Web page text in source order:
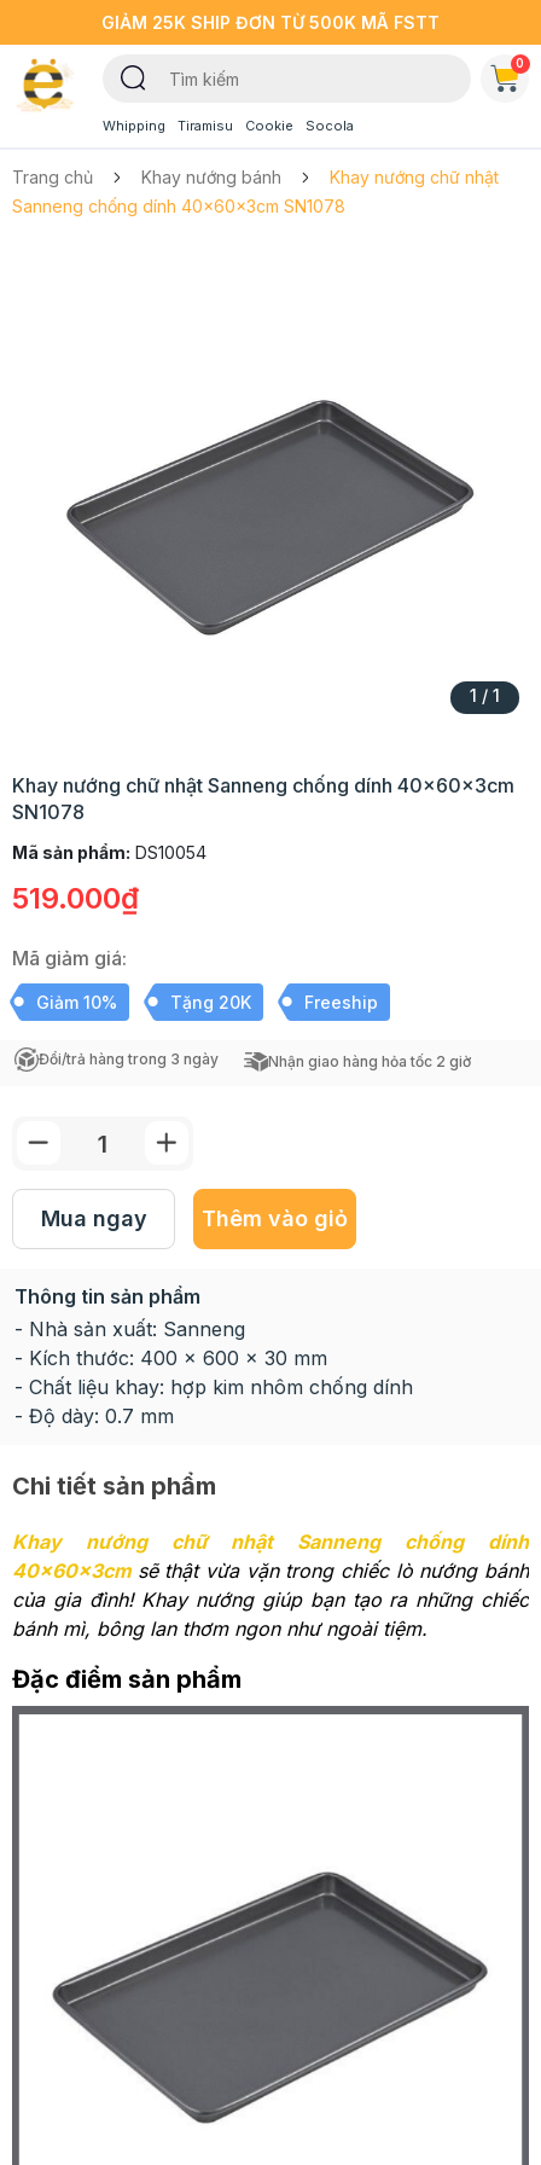
GIẢM 25K SHIP ĐƠN TỪ 500K MÃ FSTT
Whipping Tiramisu Cookie Socola
0
Trang chủ Khay nướng bánh
Khay nướng chữ nhật
Sanneng chống dính 40x60x3cm SN1078
1 / 1
Khay nướng chữ nhật Sanneng chống dính 40x60x3cm
SN1078
Mã sản phẩm: DS10054
519.000₫
Mã giảm giá:
Giảm 10% Tặng 20K Freeship
Đổi/trả hàng trong 3 ngày Nhận giao hàng hỏa tốc 2 giờ
Mua ngay Thêm vào giỏ
Thông tin sản phẩm
- Nhà sản xuất: Sanneng
- Kích thước: 400 x 600 x 30 mm
- Chất liệu khay: hợp kim nhôm chống dính
- Độ dày: 0.7 mm
Chi tiết sản phẩm
Khay nướng chữ nhật Sanneng chống dính
40x60x3cm sẽ thật vừa vặn trong chiếc lò nướng bánh
của gia đình! Khay nướng giúp bạn tạo ra những chiếc
bánh mì, bông lan thơm ngon như ngoài tiệm.
Đặc điểm sản phẩm